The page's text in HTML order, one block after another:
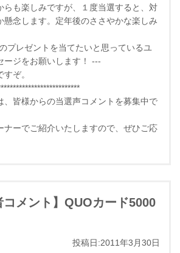
らも楽しみですが、１度当選すると、対
懸念します。定年後のささやかな楽しみ
プレゼントを当てたいと思っているユ
ージをお願いします！ ---
ぞ。
、皆様からの当選声コメントを募集中で
ナーでご紹介いたしますので、ぜひご応
コメント】QUOカード5000
投稿日:2011年3月30日